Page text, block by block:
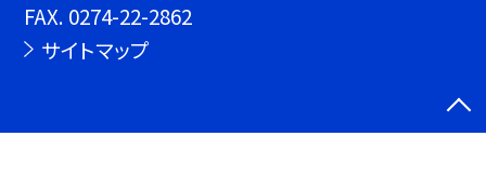
FAX. 0274-22-2862
サイトマップ